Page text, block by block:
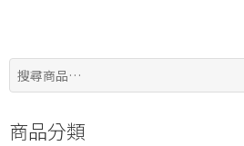
搜
尋:
商品分類